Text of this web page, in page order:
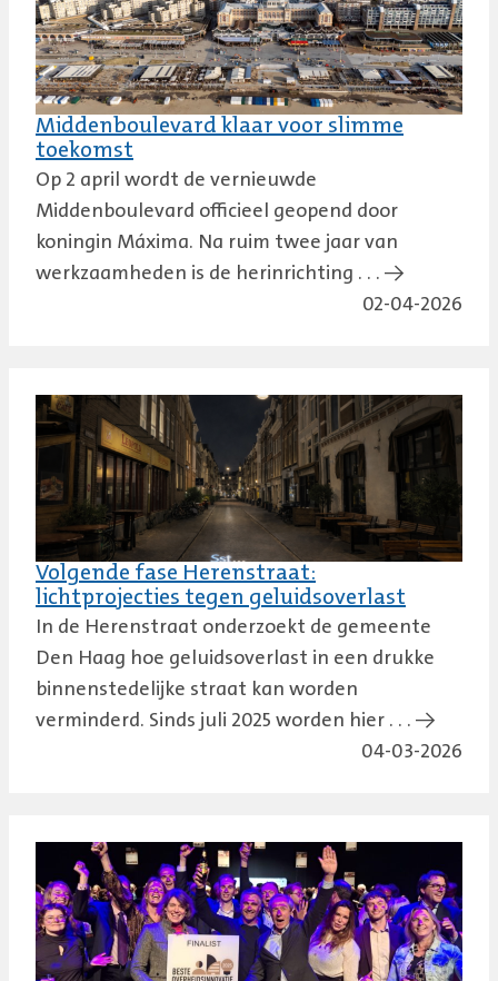
Middenboulevard klaar voor slimme
toekomst
Op 2 april wordt de vernieuwde
Middenboulevard officieel geopend door
koningin Máxima. Na ruim twee jaar van
werkzaamheden is de herinrichting . . . →
02-04-2026
Volgende fase Herenstraat:
lichtprojecties tegen geluidsoverlast
In de Herenstraat onderzoekt de gemeente
Den Haag hoe geluidsoverlast in een drukke
binnenstedelijke straat kan worden
verminderd. Sinds juli 2025 worden hier . . . →
04-03-2026